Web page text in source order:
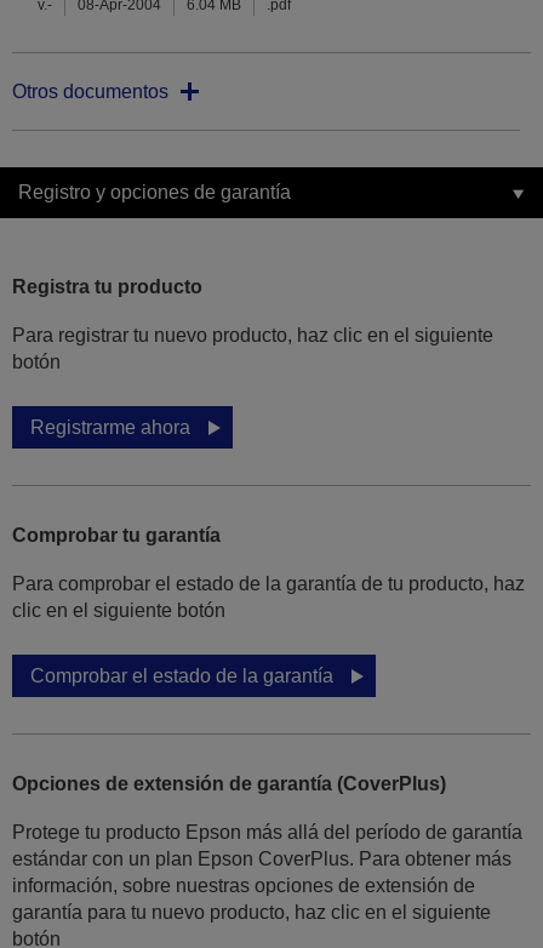
v.- 08-Apr-2004 6.04 MB .pdf
Otros documentos
Registro y opciones de garantía
Registra tu producto
Para registrar tu nuevo producto, haz clic en el siguiente
botón
Registrarme ahora
Comprobar tu garantía
Para comprobar el estado de la garantía de tu producto, haz
clic en el siguiente botón
Comprobar el estado de la garantía
Opciones de extensión de garantía (CoverPlus)
Protege tu producto Epson más allá del período de garantía
estándar con un plan Epson CoverPlus. Para obtener más
información, sobre nuestras opciones de extensión de
garantía para tu nuevo producto, haz clic en el siguiente
botón